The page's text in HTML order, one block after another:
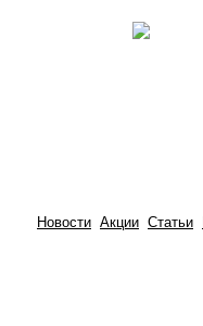
Новости Акции Статьи